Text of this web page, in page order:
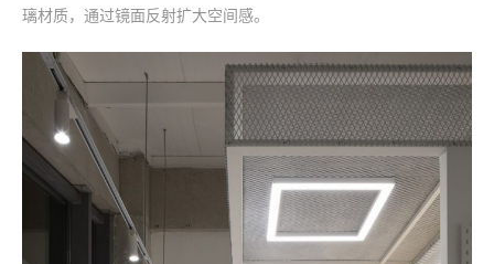
璃材质，通过镜面反射扩大空间感。